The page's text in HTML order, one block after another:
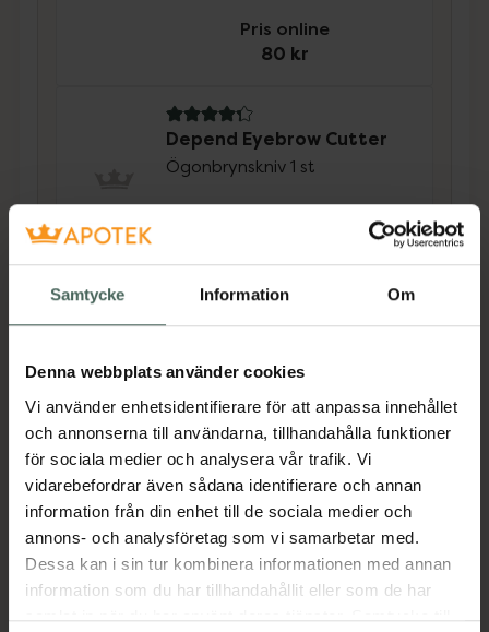
Samtycke Information Om
Denna webbplats använder cookies
Vi använder enhetsidentifierare för att anpassa innehållet
och annonserna till användarna, tillhandahålla funktioner
för sociala medier och analysera vår trafik. Vi
vidarebefordrar även sådana identifierare och annan
information från din enhet till de sociala medier och
annons- och analysföretag som vi samarbetar med.
Dessa kan i sin tur kombinera informationen med annan
information som du har tillhandahållit eller som de har
samlat in när du har använt deras tjänster. Samtycke till
Pris online
80 kr
4.3 av 5 i omdöme
Depend Eyebrow Cutter
Ögonbrynskniv 1 st
Köp båda för:149 kr
Köp båda
Beskrivning Dölj
Everyday Eye Ögonbrynsfärg ger dig naturligt
markerade och fylliga bryn på bara några
minuter. En permanent färgning som håller i
upp till 6 veckor, är enkel och säker och ser till
att du har perfekta bryn redan när du vaknar